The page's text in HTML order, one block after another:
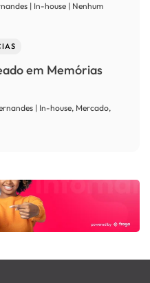
| In-house | Nenhum
em Memórias
| In-house, Mercado,